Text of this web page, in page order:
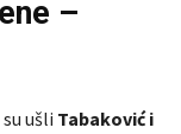
–
ušli Tabaković i